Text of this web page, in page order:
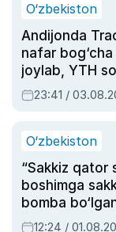
O‘zbekiston
Andijonda
nafar
joylab, YTH
ayolga sud
23:41 /
O‘zbekiston
“Sakkiz qator
boshimga
bomba
Oripovni
12:24 /